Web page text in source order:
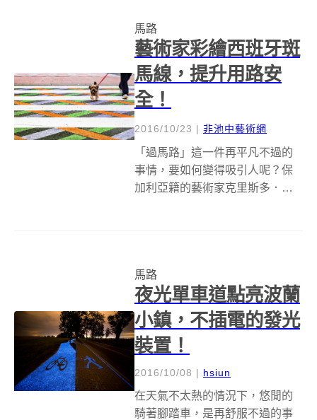
馬路
藝術家彩繪西班牙斑
馬線，提升用路安
全！
2016/10/23 | 非池中藝術網
「過馬路」這一件再平凡不過的
事情，要如何變得吸引人呢？保
加利亞籍的藝術家克里斯多．古
夫創作一系列另類...
馬路
夜光單車道點亮波蘭
小鎮，不插電的發光
裝置！
2016/10/08 | hsiun
在天氣不太熱的情況下，悠閒的
騎著腳踏車，是再舒服不過的事